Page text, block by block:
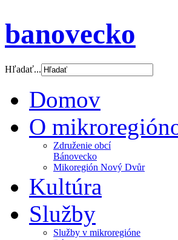
banovecko
Hľadať...
Domov
O
Združenie obcí
Bánovecko
Mikoregión Nový Dvůr
Kultúra
Služby
Služby v mikroregióne